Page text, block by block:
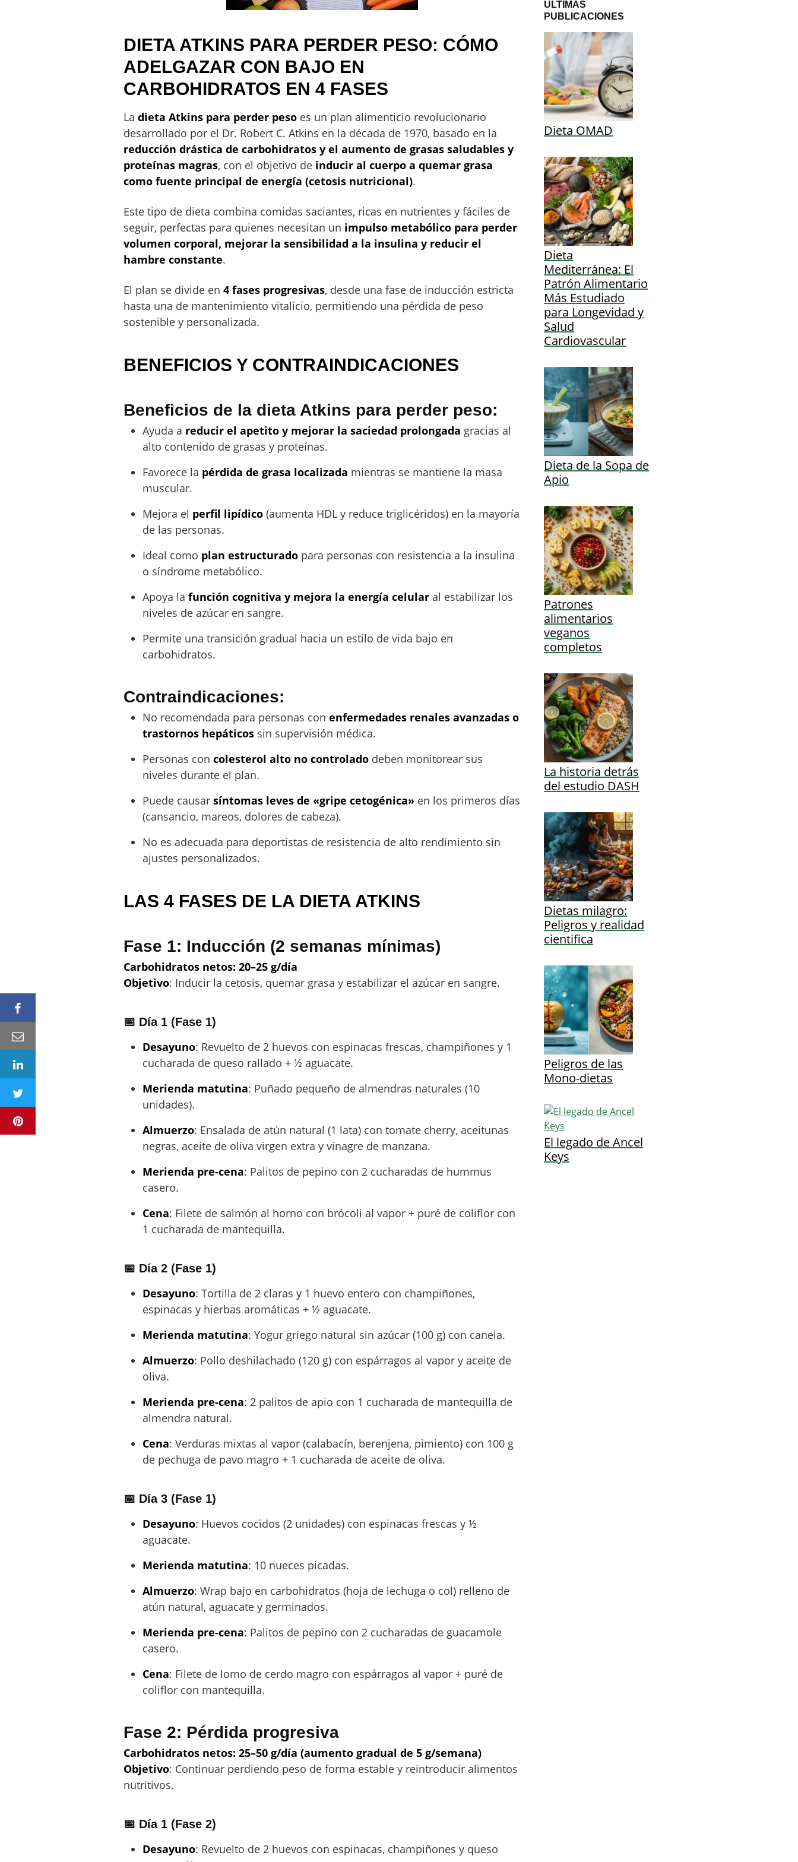
DIETA ATKINS PARA PERDER PESO: CÓMO
ADELGAZAR CON BAJO EN
CARBOHIDRATOS EN 4 FASES
La dieta Atkins para perder peso es un plan alimenticio revolucionario
desarrollado por el Dr. Robert C. Atkins en la década de 1970, basado en la
reducción drástica de carbohidratos y el aumento de grasas saludables y
proteínas magras, con el objetivo de inducir al cuerpo a quemar grasa
como fuente principal de energía (cetosis nutricional).
Este tipo de dieta combina comidas saciantes, ricas en nutrientes y fáciles de
seguir, perfectas para quienes necesitan un impulso metabólico para perder
volumen corporal, mejorar la sensibilidad a la insulina y reducir el
hambre constante.
El plan se divide en 4 fases progresivas, desde una fase de inducción estricta
hasta una de mantenimiento vitalicio, permitiendo una pérdida de peso
sostenible y personalizada.
BENEFICIOS Y CONTRAINDICACIONES
Beneficios de la dieta Atkins para perder peso:
Ayuda a reducir el apetito y mejorar la saciedad prolongada gracias al
alto contenido de grasas y proteínas.
Favorece la pérdida de grasa localizada mientras se mantiene la masa
muscular.
Mejora el perfil lipídico (aumenta HDL y reduce triglicéridos) en la mayoría
de las personas.
Ideal como plan estructurado para personas con resistencia a la insulina
o síndrome metabólico.
Apoya la función cognitiva y mejora la energía celular al estabilizar los
niveles de azúcar en sangre.
Permite una transición gradual hacia un estilo de vida bajo en
carbohidratos.
Contraindicaciones:
No recomendada para personas con enfermedades renales avanzadas o
trastornos hepáticos sin supervisión médica.
Personas con colesterol alto no controlado deben monitorear sus
niveles durante el plan.
Puede causar síntomas leves de «gripe cetogénica» en los primeros días
(cansancio, mareos, dolores de cabeza).
No es adecuada para deportistas de resistencia de alto rendimiento sin
ajustes personalizados.
LAS 4 FASES DE LA DIETA ATKINS
Fase 1: Inducción (2 semanas mínimas)
Carbohidratos netos: 20–25 g/día
Objetivo: Inducir la cetosis, quemar grasa y estabilizar el azúcar en sangre.
📅 Día 1 (Fase 1)
Desayuno: Revuelto de 2 huevos con espinacas frescas, champiñones y 1
cucharada de queso rallado + ½ aguacate.
Merienda matutina: Puñado pequeño de almendras naturales (10
unidades).
Almuerzo: Ensalada de atún natural (1 lata) con tomate cherry, aceitunas
negras, aceite de oliva virgen extra y vinagre de manzana.
Merienda pre-cena: Palitos de pepino con 2 cucharadas de hummus
casero.
Cena: Filete de salmón al horno con brócoli al vapor + puré de coliflor con
1 cucharada de mantequilla.
📅 Día 2 (Fase 1)
Desayuno: Tortilla de 2 claras y 1 huevo entero con champiñones,
espinacas y hierbas aromáticas + ½ aguacate.
Merienda matutina: Yogur griego natural sin azúcar (100 g) con canela.
Almuerzo: Pollo deshilachado (120 g) con espárragos al vapor y aceite de
oliva.
Merienda pre-cena: 2 palitos de apio con 1 cucharada de mantequilla de
almendra natural.
Cena: Verduras mixtas al vapor (calabacín, berenjena, pimiento) con 100 g
de pechuga de pavo magro + 1 cucharada de aceite de oliva.
📅 Día 3 (Fase 1)
Desayuno: Huevos cocidos (2 unidades) con espinacas frescas y ½
aguacate.
Merienda matutina: 10 nueces picadas.
Almuerzo: Wrap bajo en carbohidratos (hoja de lechuga o col) relleno de
atún natural, aguacate y germinados.
Merienda pre-cena: Palitos de pepino con 2 cucharadas de guacamole
casero.
Cena: Filete de lomo de cerdo magro con espárragos al vapor + puré de
coliflor con mantequilla.
Fase 2: Pérdida progresiva
Carbohidratos netos: 25–50 g/día (aumento gradual de 5 g/semana)
Objetivo: Continuar perdiendo peso de forma estable y reintroducir alimentos
nutritivos.
📅 Día 1 (Fase 2)
Desayuno: Revuelto de 2 huevos con espinacas, champiñones y queso
ÚLTIMAS
PUBLICACIONES
Dieta OMAD
Dieta
Mediterránea: El
Patrón Alimentario
Más Estudiado
para Longevidad y
Salud
Cardiovascular
Dieta de la Sopa de
Apio
Patrones
alimentarios
veganos
completos
La historia detrás
del estudio DASH
Dietas milagro:
Peligros y realidad
cientifica
Peligros de las
Mono-dietas
El legado de Ancel
Keys